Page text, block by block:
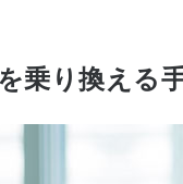
乗り換える